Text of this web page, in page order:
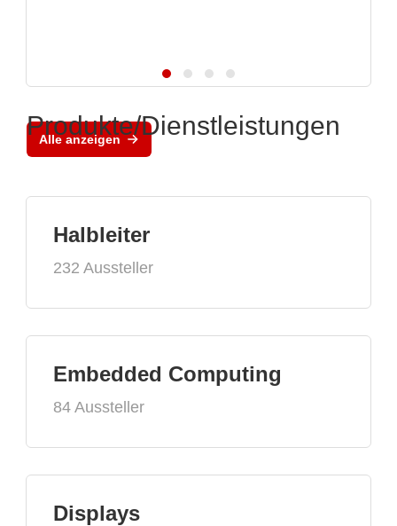
Alle anzeigen
Produkte/Dienstleistungen
Halbleiter
232 Aussteller
Embedded Computing
84 Aussteller
Displays